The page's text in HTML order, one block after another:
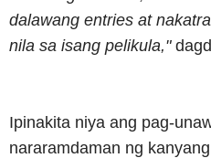
dalawang entries at
nila sa isang pelikula,"
Ipinakita niya ang pag-
nararamdaman ng